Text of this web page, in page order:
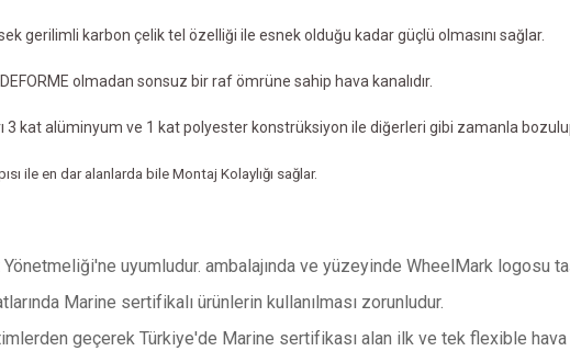
gerilimli karbon çelik tel özelliği ile esnek olduğu kadar güçlü olmasını sağlar.
DEFORME olmadan sonsuz bir raf ömrüne sahip hava kanalıdır.
3 kat alüminyum ve 1 kat polyester konstrüksiyon ile diğerleri gibi zamanla
ile en dar alanlarda bile Montaj Kolaylığı sağlar.
uyumludur. ambalajında ve yüzeyinde WheelMark logosu
Marine sertifikalı ürünlerin kullanılması zorunludur.
geçerek Türkiye'de Marine sertifikası alan ilk ve tek flexible hava